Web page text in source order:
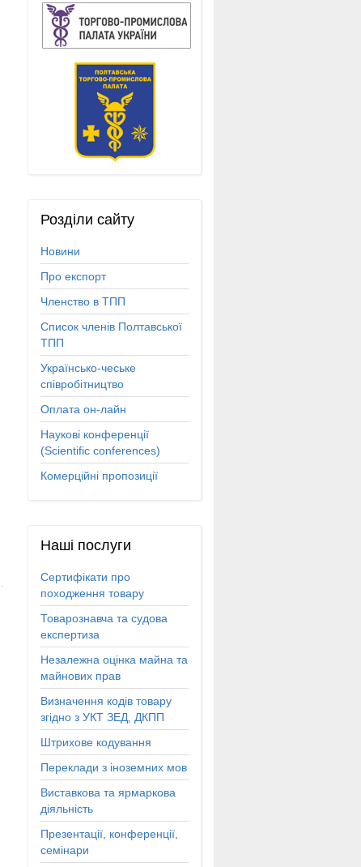
Розділи сайту
Новини
Про експорт
Членство в ТПП
Список членів Полтавської
ТПП
Українсько-чеське
співробітництво
Оплата он-лайн
Наукові конференції
(Scientific conferences)
Комерційні пропозиції
Наші послуги
Сертифікати про
походження товару
Товарознавча та судова
експертиза
Незалежна оцінка майна та
майнових прав
Визначення кодів товару
згідно з УКТ ЗЕД, ДКПП
Штрихове кодування
Переклади з іноземних мов
Виставкова та ярмаркова
діяльність
Презентації, конференції,
семінари